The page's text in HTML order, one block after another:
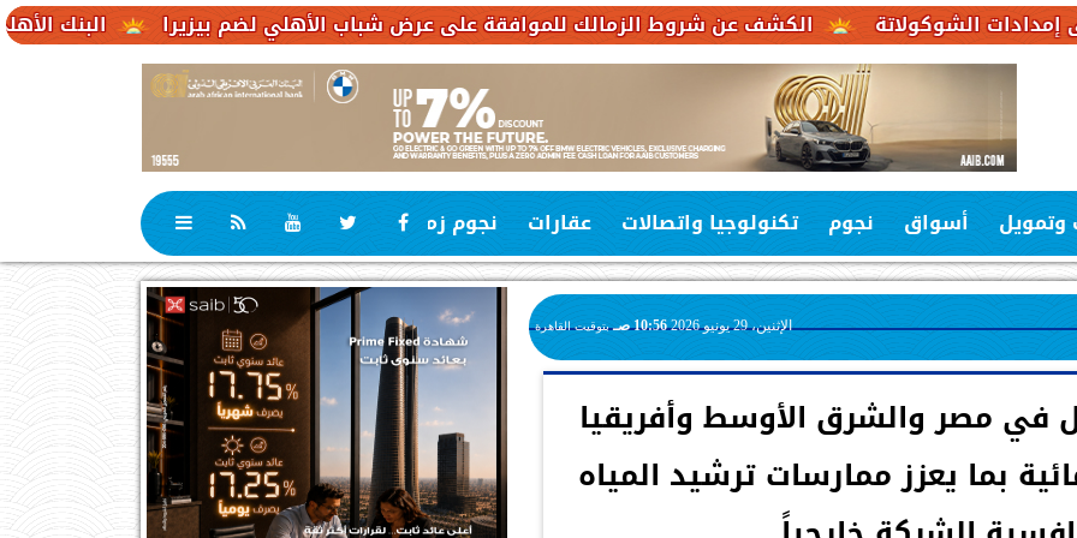
البنك الأهلي الكويتي – مصر يحقق صافي أرباح 3.1 الكشف عن شروط الزمالك للموافقة على عرض شباب الأهلي لضم بيزيرا
وتمويل أسواق نجوم تكنولوجيا واتصالات عقارات نجوم زمان رياضة
الإثنين، 29 يونيو 2026 10:56 صـ بتوقيت القاهرة
في مصر والشرق الأوسط وأفريقيا
بما يعزز ممارسات ترشيد المياه